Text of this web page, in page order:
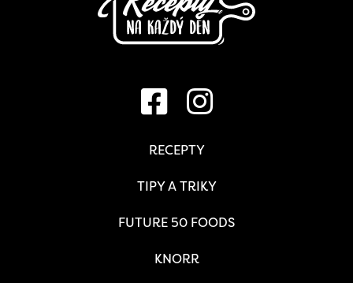
RECEPTY
TIPY A TRIKY
FUTURE 50 FOODS
KNORR